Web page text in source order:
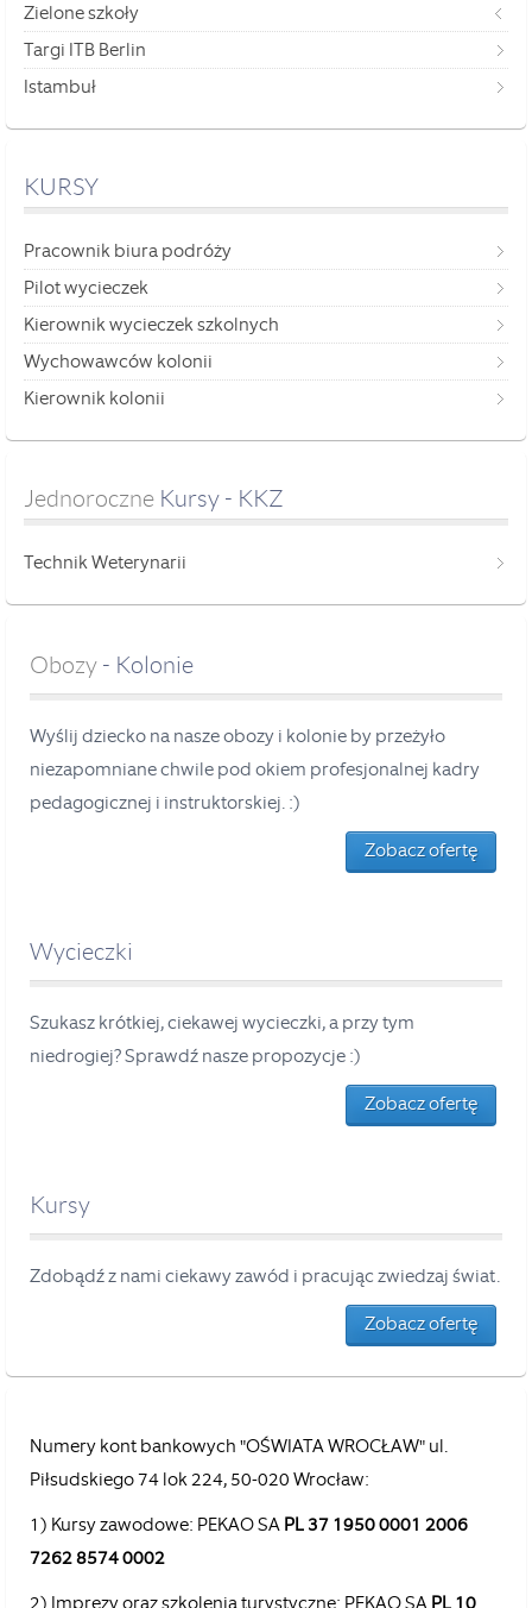
Zielone szkoły
Targi ITB Berlin
Istambuł
KURSY
Pracownik biura podróży
Pilot wycieczek
Kierownik wycieczek szkolnych
Wychowawców kolonii
Kierownik kolonii
Jednoroczne Kursy - KKZ
Technik Weterynarii
Obozy - Kolonie
Wyślij dziecko na nasze obozy i kolonie by przeżyło
niezapomniane chwile pod okiem profesjonalnej kadry
pedagogicznej i instruktorskiej. :)
Zobacz ofertę
Wycieczki
Szukasz krótkiej, ciekawej wycieczki, a przy tym
niedrogiej? Sprawdź nasze propozycje :)
Zobacz ofertę
Kursy
Zdobądź z nami ciekawy zawód i pracując zwiedzaj świat.
Zobacz ofertę
Numery kont bankowych "OŚWIATA WROCŁAW" ul.
Piłsudskiego 74 lok 224, 50-020 Wrocław:
1) Kursy zawodowe: PEKAO SA PL 37 1950 0001 2006
7262 8574 0002